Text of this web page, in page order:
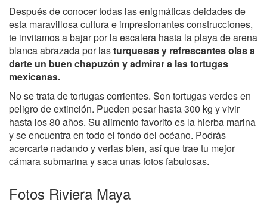
Después de conocer todas las enigmáticas deidades de
esta maravillosa cultura e impresionantes construcciones,
te invitamos a bajar por la escalera hasta la playa de arena
blanca abrazada por lasturquesas y refrescantes olas a
darte un buen chapuzón y admirar a las tortugas
mexicanas.
No se trata de tortugas corrientes. Son tortugas verdes en
peligro de extinción. Pueden pesar hasta 300 kg y vivir
hasta los 80 años. Su alimento favorito es la hierba marina
y se encuentra en todo el fondo del océano. Podrás
acercarte nadando y verlas bien, así que trae tu mejor
cámara submarina y saca unas fotos fabulosas.
Fotos Riviera Maya